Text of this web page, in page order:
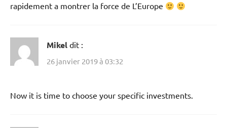
rapidement a montrer la force de L’Europe
Mikel dit :
26 janvier 2019 à 03:32
Now it is time to choose your specific investments.